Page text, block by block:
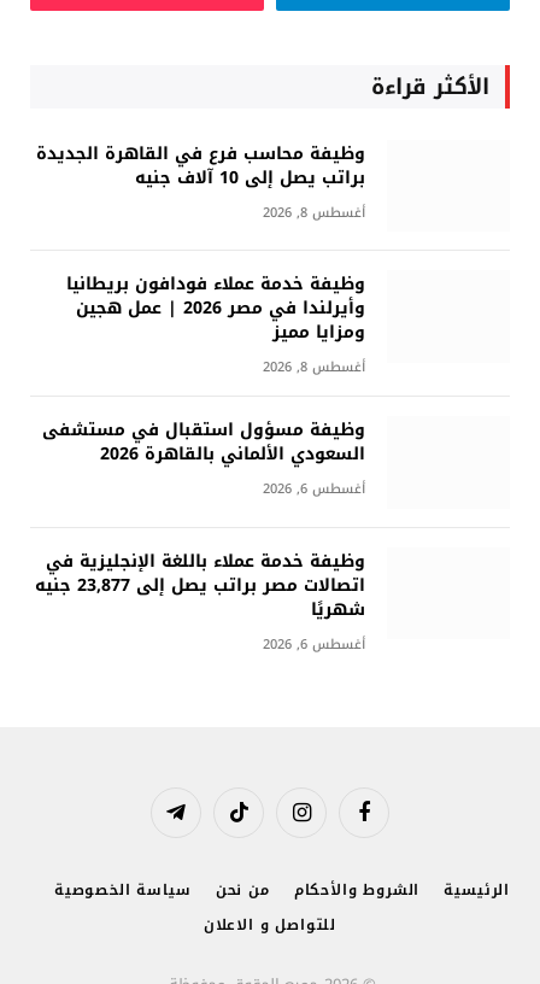
الأكثر قراءة
وظيفة محاسب فرع في القاهرة الجديدة
براتب يصل إلى 10 آلاف جنيه
أغسطس 8, 2026
وظيفة خدمة عملاء فودافون بريطانيا
وأيرلندا في مصر 2026 | عمل هجين
ومزايا مميز
أغسطس 8, 2026
وظيفة مسؤول استقبال في مستشفى
السعودي الألماني بالقاهرة 2026
أغسطس 6, 2026
وظيفة خدمة عملاء باللغة الإنجليزية في
اتصالات مصر براتب يصل إلى 23,877 جنيه
شهريًا
أغسطس 6, 2026
فيسبوك الانستغرامتيكتوك تيلقرام
الرئيسية الشروط والأحكام من نحن
سياسة الخصوصية
للتواصل و الاعلان